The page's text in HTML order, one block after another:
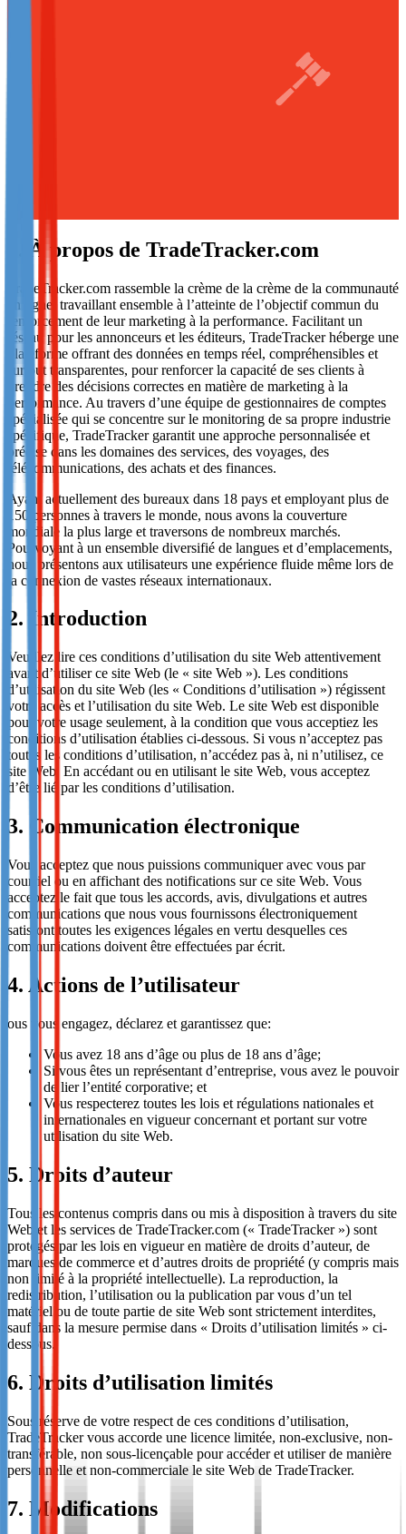
1. À propos de TradeTracker.com
TradeTracker.com rassemble la crème de la crème de la communauté
en ligne: travaillant ensemble à l’atteinte de l’objectif commun du
renforcement de leur marketing à la performance. Facilitant un
réseau pour les annonceurs et les éditeurs, TradeTracker héberge une
plateforme offrant des données en temps réel, compréhensibles et
surtout transparentes, pour renforcer la capacité de ses clients à
prendre des décisions correctes en matière de marketing à la
performance. Au travers d’une équipe de gestionnaires de comptes
spécialisée qui se concentre sur le monitoring de sa propre industrie
spécifique, TradeTracker garantit une approche personnalisée et
précise dans les domaines des services, des voyages, des
télécommunications, des achats et des finances.
Ayant actuellement des bureaux dans 18 pays et employant plus de
150 personnes à travers le monde, nous avons la couverture
mondiale la plus large et traversons de nombreux marchés.
Pourvoyant à un ensemble diversifié de langues et d’emplacements,
nous présentons aux utilisateurs une expérience fluide même lors de
la connexion de vastes réseaux internationaux.
2. Introduction
Veuillez lire ces conditions d’utilisation du site Web attentivement
avant d’utiliser ce site Web (le « site Web »). Les conditions
d’utilisation du site Web (les « Conditions d’utilisation ») régissent
votre accès et l’utilisation du site Web. Le site Web est disponible
pour votre usage seulement, à la condition que vous acceptiez les
conditions d’utilisation établies ci-dessous. Si vous n’acceptez pas
toutes les conditions d’utilisation, n’accédez pas à, ni n’utilisez, ce
site Web. En accédant ou en utilisant le site Web, vous acceptez
d’être lié par les conditions d’utilisation.
3. Communication électronique
Vous acceptez que nous puissions communiquer avec vous par
courriel ou en affichant des notifications sur ce site Web. Vous
acceptez le fait que tous les accords, avis, divulgations et autres
communications que nous vous fournissons électroniquement
satisfont toutes les exigences légales en vertu desquelles ces
communications doivent être effectuées par écrit.
4. Actions de l’utilisateur
ous vous engagez, déclarez et garantissez que:
Vous avez 18 ans d’âge ou plus de 18 ans d’âge;
Si vous êtes un représentant d’entreprise, vous avez le pouvoir
de lier l’entité corporative; et
Vous respecterez toutes les lois et régulations nationales et
internationales en vigueur concernant et portant sur votre
utilisation du site Web.
5. Droits d’auteur
Tous les contenus compris dans ou mis à disposition à travers du site
Web et les services de TradeTracker.com (« TradeTracker ») sont
protégés par les lois en vigueur en matière de droits d’auteur, de
marques de commerce et d’autres droits de propriété (y compris mais
non limité à la propriété intellectuelle). La reproduction, la
redistribution, l’utilisation ou la publication par vous d’un tel
matériel ou de toute partie de site Web sont strictement interdites,
sauf dans la mesure permise dans « Droits d’utilisation limités » ci-
dessous.
6. Droits d’utilisation limités
Sous réserve de votre respect de ces conditions d’utilisation,
TradeTracker vous accorde une licence limitée, non-exclusive, non-
transférable, non sous-licençable pour accéder et utiliser de manière
personnelle et non-commerciale le site Web de TradeTracker.
7. Modifications